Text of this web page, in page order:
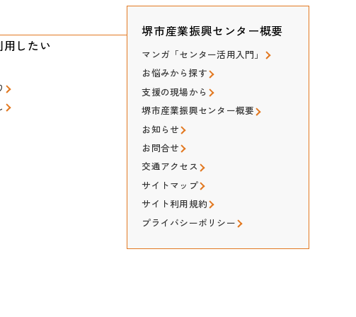
したい
堺市産業振興センター概要
マンガ「センター活用入門」
お悩みから探す
支援の現場から
堺市産業振興センター概要
お知らせ
お問合せ
交通アクセス
サイトマップ
サイト利用規約
プライバシーポリシー